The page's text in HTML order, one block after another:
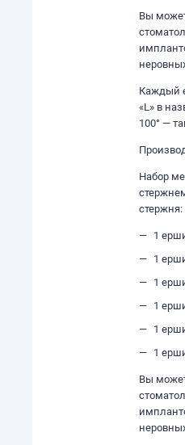
Вы
Каждый
«L» в
100° —
Набор
стержня:
1
1
1
1
1
1
Вы